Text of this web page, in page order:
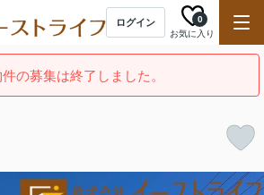
ログイン
お気に入り
0
の募集は終了しました。